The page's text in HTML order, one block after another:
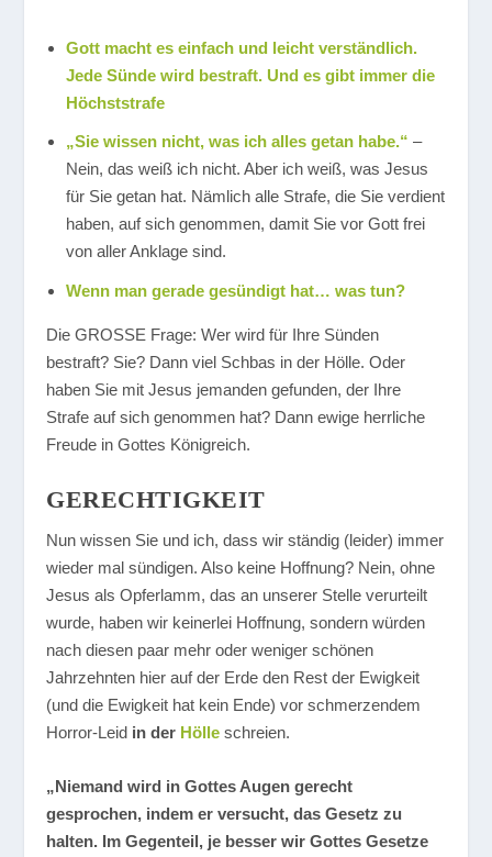
Gott macht es einfach und leicht verständlich.
Jede Sünde wird bestraft. Und es gibt immer die
Höchststrafe
„Sie wissen nicht, was ich alles getan habe.“ –
Nein, das weiß ich nicht. Aber ich weiß, was Jesus
für Sie getan hat. Nämlich alle Strafe, die Sie verdient
haben, auf sich genommen, damit Sie vor Gott frei
von aller Anklage sind.
Wenn man gerade gesündigt hat… was tun?
Die GROSSE Frage: Wer wird für Ihre Sünden
bestraft? Sie? Dann viel Schbas in der Hölle. Oder
haben Sie mit Jesus jemanden gefunden, der Ihre
Strafe auf sich genommen hat? Dann ewige herrliche
Freude in Gottes Königreich.
GERECHTIGKEIT
Nun wissen Sie und ich, dass wir ständig (leider) immer
wieder mal sündigen. Also keine Hoffnung? Nein, ohne
Jesus als Opferlamm, das an unserer Stelle verurteilt
wurde, haben wir keinerlei Hoffnung, sondern würden
nach diesen paar mehr oder weniger schönen
Jahrzehnten hier auf der Erde den Rest der Ewigkeit
(und die Ewigkeit hat kein Ende) vor schmerzendem
Horror-Leid in der Hölle schreien.
„Niemand wird in Gottes Augen gerecht
gesprochen, indem er versucht, das Gesetz zu
halten. Im Gegenteil, je besser wir Gottes Gesetze